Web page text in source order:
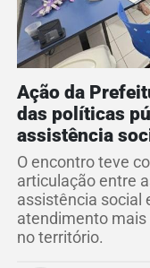
Ação da
das políticas
assistência
O encontro teve
articulação entre
assistência social
atendimento
no território.